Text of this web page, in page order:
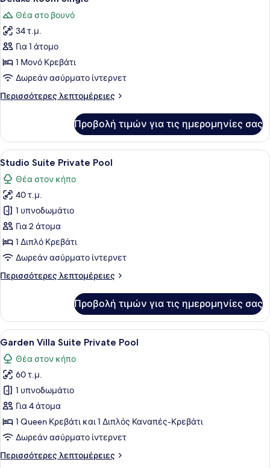
όλων
των
φωτογραφιών
για
Deluxe
Room
Θέα στο βουνό
34 τ.μ.
Για 1 άτομο
1 Μονό Κρεβάτι
Δωρεάν ασύρματο ίντερνετ
Περισσότερες λεπτομέρειες
Περισσότερες
Room
Single
Προβολή τιμών για τις ημερομηνίες σας
Προβολή
όλων
των
φωτογραφιών
για
Studio
Suite
Private
Ένας χώρος πισίνας με
6
Studio Suite Private Pool
Θέα στον κήπο
40 τ.μ.
1 υπνοδωμάτιο
Για 2 άτομα
1 Διπλό Κρεβάτι
Δωρεάν ασύρματο ίντερνετ
Περισσότερες λεπτομέρειες
Περισσότερες
Suite
Private
Pool
Προβολή τιμών για τις ημερομηνίες σας
Προβολή
όλων
των
φωτογραφιών
για
Garden
Villa
Suite
Private
Pool
Garden Villa Suite Private Pool |
9
Garden Villa Suite Private Pool
Θέα στον κήπο
60 τ.μ.
1 υπνοδωμάτιο
Για 4 άτομα
1 Queen Κρεβάτι και 1 Διπλός Καναπές-Κρεβάτι
Δωρεάν ασύρματο ίντερνετ
Περισσότερες λεπτομέρειες
Περισσότερες